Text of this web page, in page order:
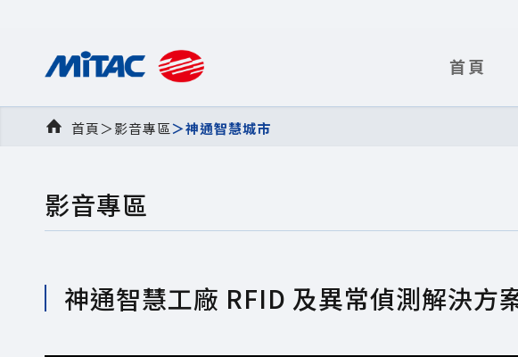
首頁
首頁＞影音專區＞神通智慧城市
影音專區
神通智慧工廠 RFID 及異常偵測解決方